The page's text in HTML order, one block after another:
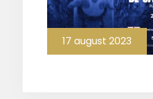
17 august 2023